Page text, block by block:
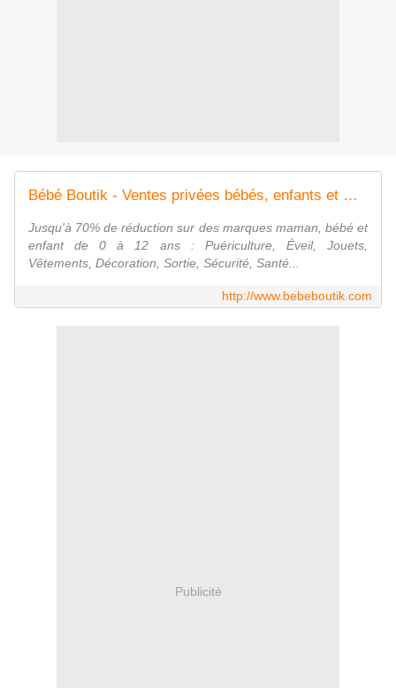
Bébé Boutik - Ventes privées bébés, enfants et mamans - Bébé Boutik
Jusqu'à 70% de réduction sur des marques maman, bébé et
enfant de 0 à 12 ans : Puériculture, Éveil, Jouets,
Vêtements, Décoration, Sortie, Sécurité, Santé...
http://www.bebeboutik.com
Publicité